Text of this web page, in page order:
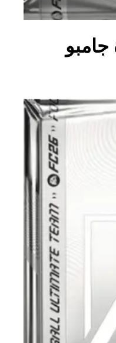
جامبو